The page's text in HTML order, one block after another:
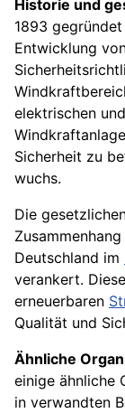
Historie und
1893
Entwicklung
elektrischen
Sicherheit zu
wuchs.
Die
Deutschland im
verankert.
erneuerbaren
Qualität und
Ähnliche
einige ähnliche
in verwandten